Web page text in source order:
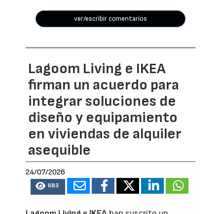
ver/escribir comentarios
Lagoom Living e IKEA
firman un acuerdo para
integrar soluciones de
diseño y equipamiento
en viviendas de alquiler
asequible
24/07/2026
683